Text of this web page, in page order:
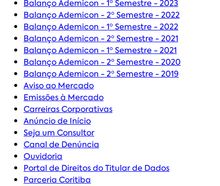
Balanço Ademicon - 1º Semestre - 2023
Balanço Ademicon - 2º Semestre - 2022
Balanço Ademicon - 1º Semestre - 2022
Balanço Ademicon - 2º Semestre - 2021
Balanço Ademicon - 1º Semestre - 2021
Balanço Ademicon - 2º Semestre - 2020
Balanço Ademicon - 2º Semestre - 2019
Aviso ao Mercado
Emissões à Mercado
Carreiras Corporativas
Anúncio de Início
Seja um Consultor
Canal de Denúncia
Ouvidoria
Portal de Direitos do Titular de Dados
Parceria Coritiba